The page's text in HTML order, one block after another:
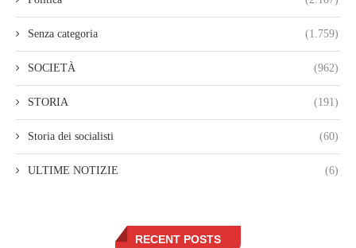
Senza categoria (1.759)
SOCIETÀ (962)
STORIA (191)
Storia dei socialisti (60)
ULTIME NOTIZIE (6)
RECENT POSTS